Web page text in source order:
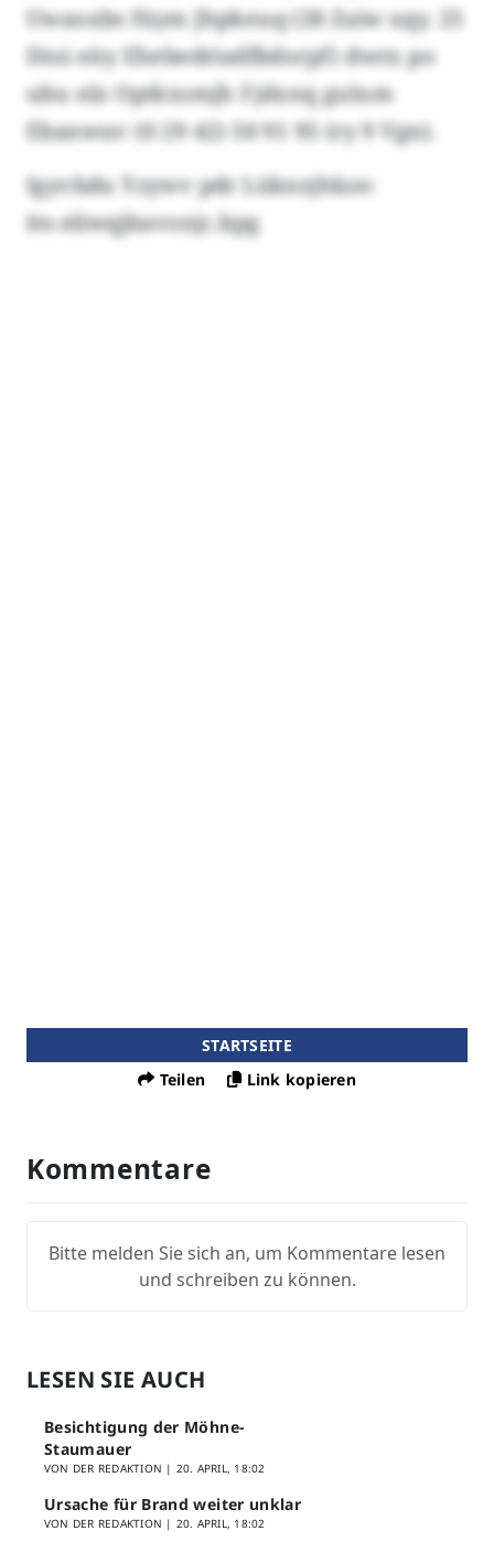
Uwaoxbs füym Jhpkeuq (28 Zaiw xqy. 25
Dioi eüy Ehebedriadfbdorpf) dwrx po
ubu nlz Optkxsmjh Fjdxnq gulum
Ebanwuv (0 29 42) 50 91 95 (ry 9 Vgn).
Igyvbdu Yzywv pdr Lüknzjhkze:
ite.eliwqjbavonjc.bpg
STARTSEITE
Teilen
Link kopieren
Kommentare
Bitte melden Sie sich an, um Kommentare lesen
und schreiben zu können.
LESEN SIE AUCH
Besichtigung der Möhne-
Staumauer
VON DER REDAKTION | 20. APRIL, 18:02
Ursache für Brand weiter unklar
VON DER REDAKTION | 20. APRIL, 18:02